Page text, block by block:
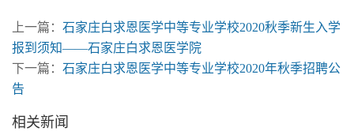
上一篇： 石家庄白求恩医学中等专业学校2020秋季新生入学
报到须知——石家庄白求恩医学院
下一篇： 石家庄白求恩医学中等专业学校2020年秋季招聘公
告
相关新闻